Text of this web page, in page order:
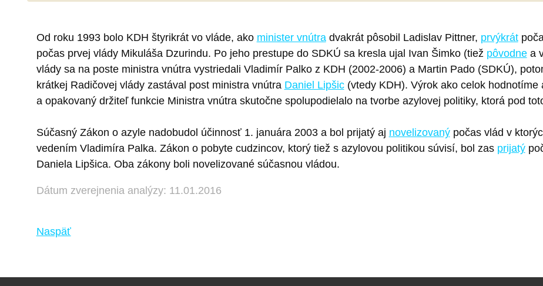
Od roku 1993 bolo KDH štyrikrát vo vláde, ako minister vnútradvakrát pôsobil Ladislav Pittner, prvýkrát
počas prvej vlády Mikuláša Dzurindu. Po jeho prestupe do SDKÚ sa kresla ujal Ivan Šimko (tiež pôvodnea
vlády sa na poste ministra vnútra vystriedali Vladimír Palko z KDH (2002-2006) a Martin Pado (SDKÚ),
krátkej Radičovej vlády zastával post ministra vnútra Daniel Lipšic(vtedy KDH). Výrok ako celok
a opakovaný držiteľ funkcie Ministra vnútra skutočne spolupodielalo na tvorbe azylovej politiky, ktorá pod
Súčasný Zákon o azyle nadobudol účinnosť 1. januára 2003 a bol prijatý aj novelizovanýpočas vlád v
vedením Vladimíra Palka. Zákon o pobyte cudzincov, ktorý tiež s azylovou politikou súvisí, bol zas prijatý
Daniela Lipšica. Oba zákony boli novelizované súčasnou vládou.
Dátum zverejnenia analýzy: 11.01.2016
Naspäť